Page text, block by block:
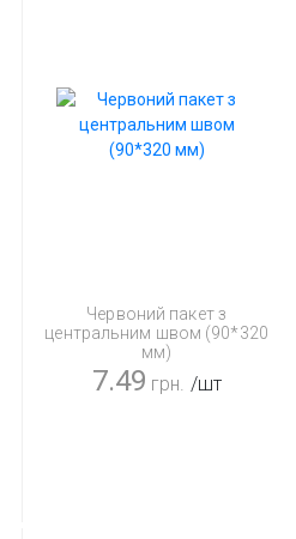
Червоний пакет з
центральним швом (90*320
мм)
7.49 грн. /шт